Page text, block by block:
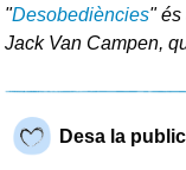
"Desobediències" és
Jack Van Campen,
Desa la